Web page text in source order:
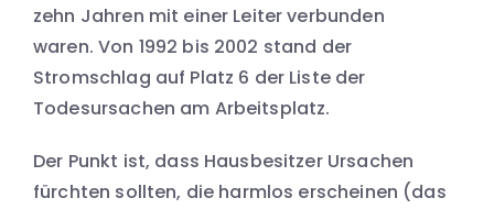
zehn Jahren mit einer Leiter verbunden
waren. Von 1992 bis 2002 stand der
Stromschlag auf Platz 6 der Liste der
Todesursachen am Arbeitsplatz.
Der Punkt ist, dass Hausbesitzer Ursachen
fürchten sollten, die harmlos erscheinen (das